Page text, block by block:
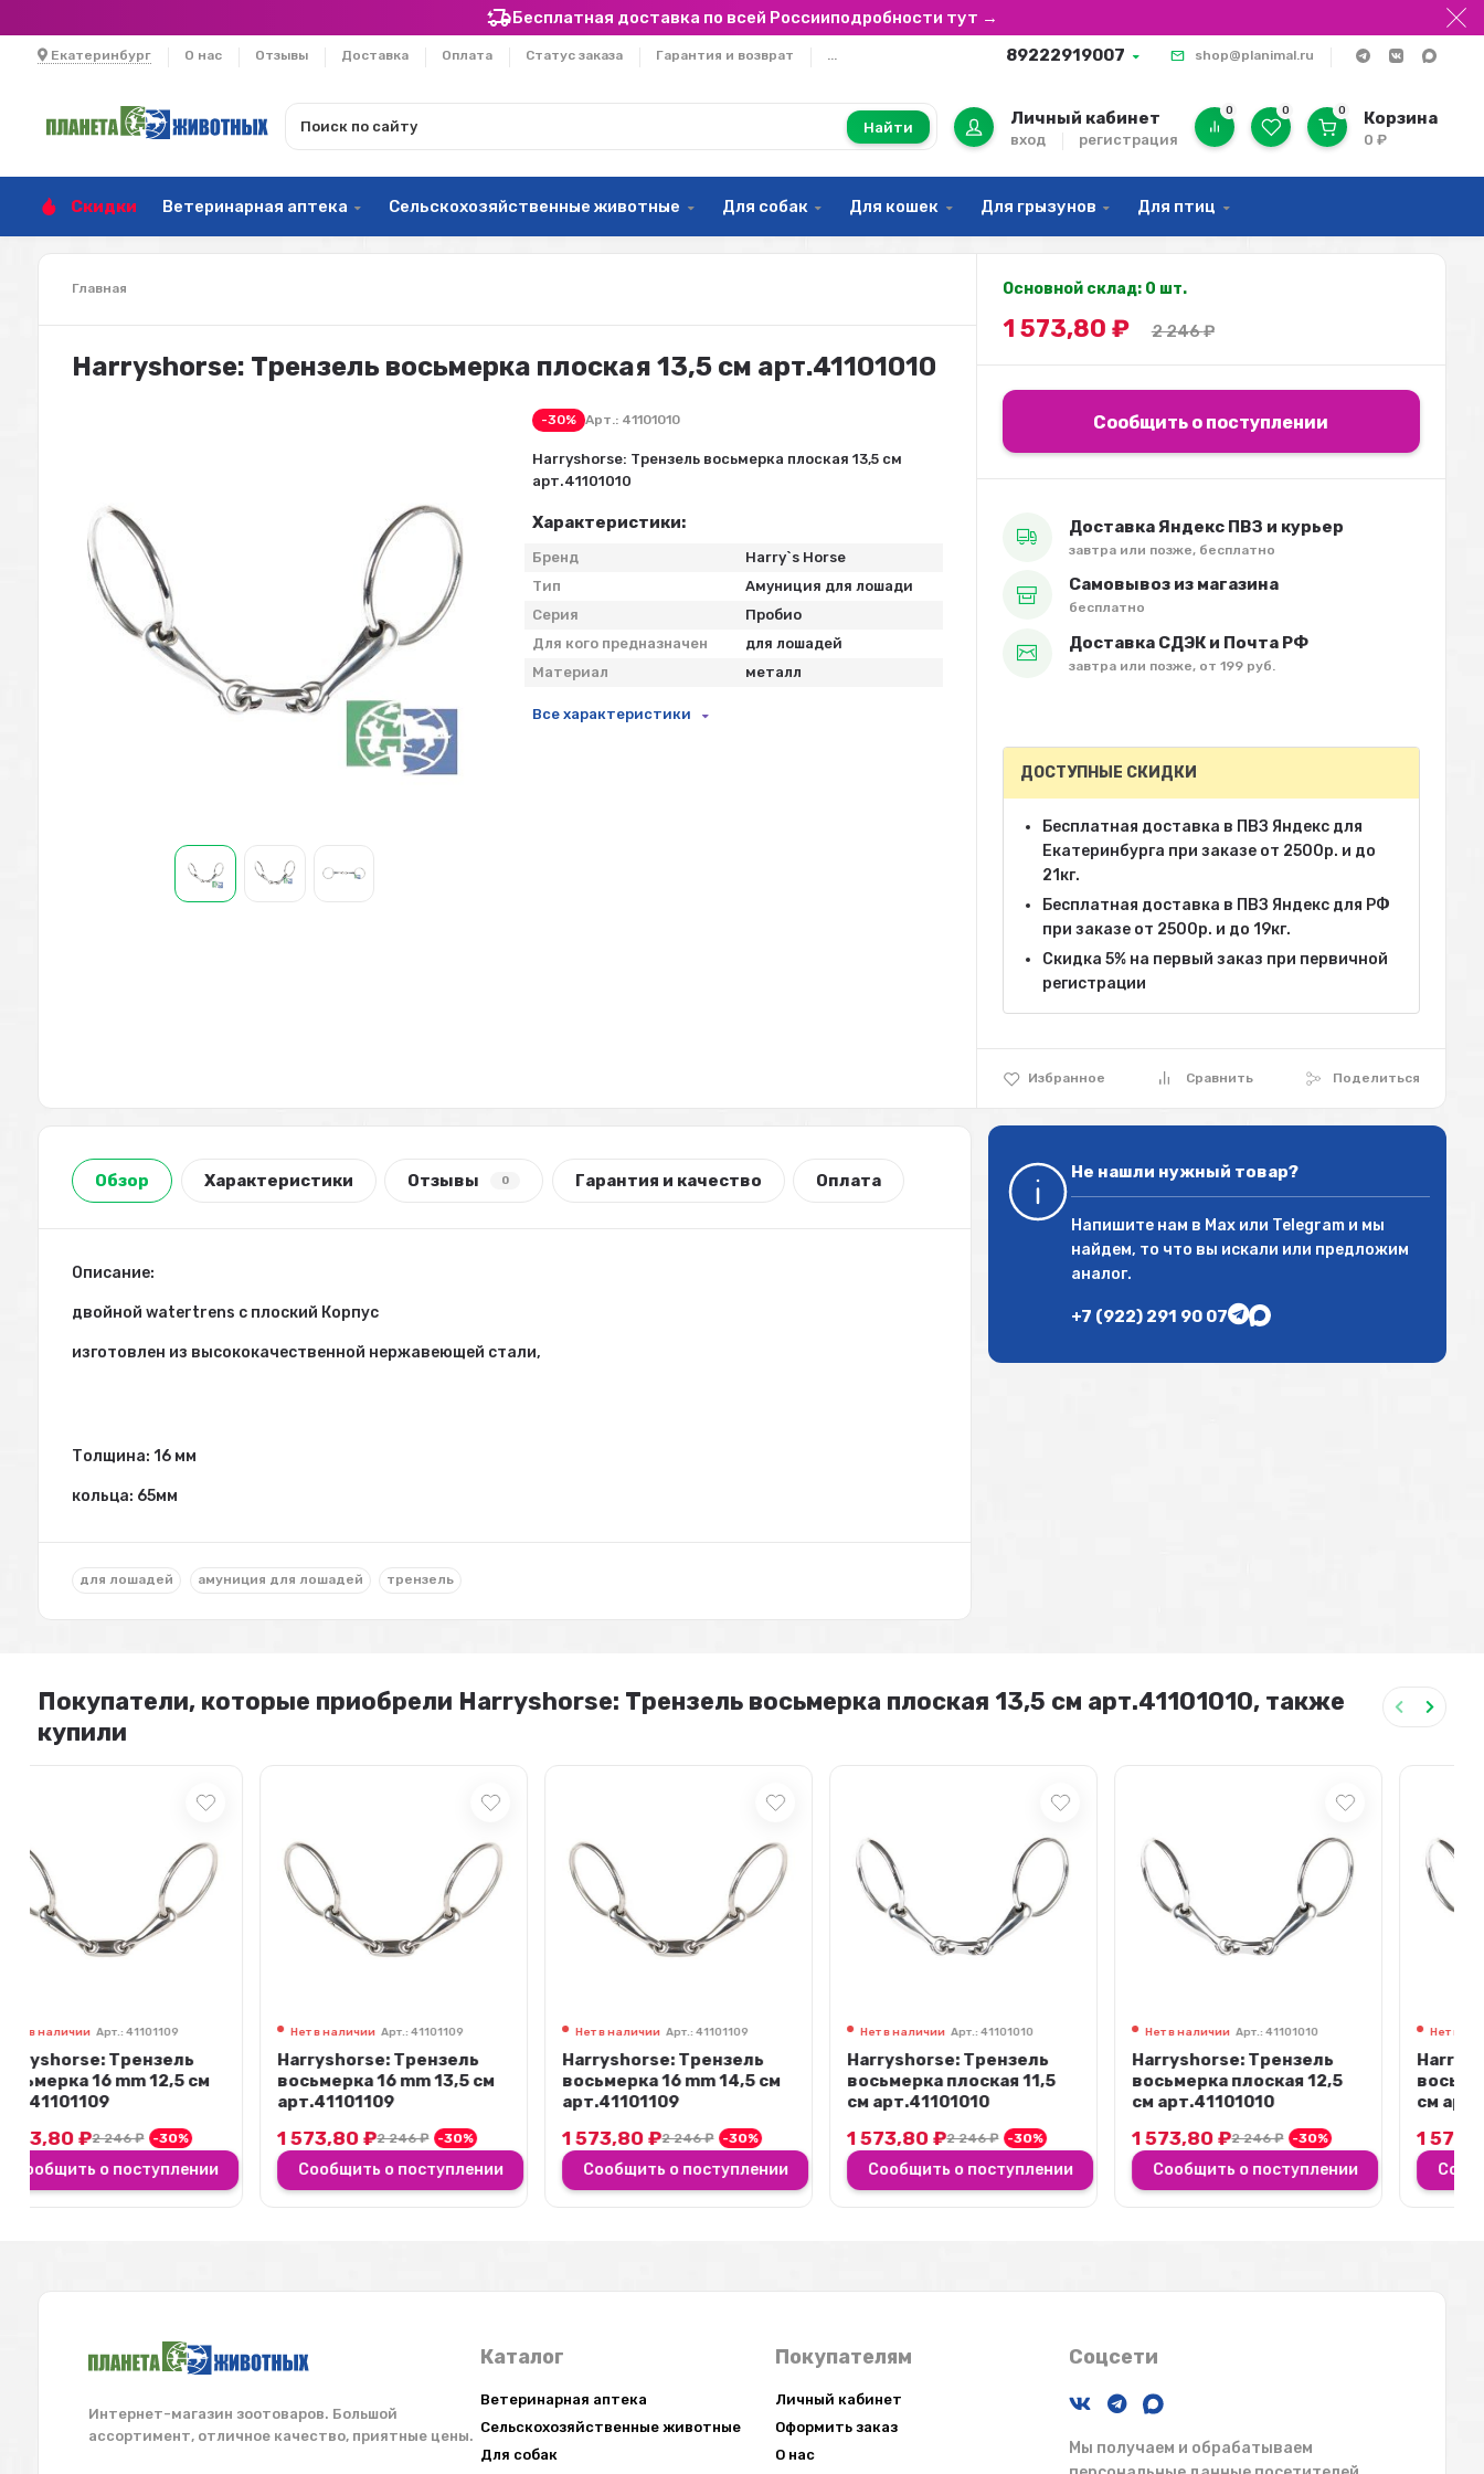
Бесплатная доставка по всей Россииподробности тут →
Екатеринбург О нас Отзывы Доставка Оплата Статус заказа Гарантия и возврат ... 89222919007 shop@planimal.ru
Найти Личный кабинет
вход регистрация
0 0 0 Корзина
0₽
Скидки Ветеринарная аптека Сельскохозяйственные животные Для собак Для кошек Для грызунов Для птиц
Главная
Harryshorse: Трензель восьмерка плоская 13,5 см арт.41101010
-30% Арт.: 41101010
Harryshorse: Трензель восьмерка плоская 13,5 см
арт.41101010
Характеристики:
Бренд
Harry`s Horse
Тип
Амуниция для лошади
Серия
Пробио
Для кого предназначен
для лошадей
Материал
металл
Все характеристики
Основной склад: 0 шт.
1 573,80 ₽ 2 246₽
Сообщить о поступлении
Доставка Яндекс ПВЗ и курьер
завтра или позже, бесплатно
Самовывоз из магазина
бесплатно
Доставка СДЭК и Почта РФ
завтра или позже, от 199 руб.
Избранное Сравнить Поделиться
ДОСТУПНЫЕ СКИДКИ
Бесплатная доставка в ПВЗ Яндекс для
Екатеринбурга при заказе от 2500р. и до
21кг.
Бесплатная доставка в ПВЗ Яндекс для РФ
при заказе от 2500р. и до 19кг.
Скидка 5% на первый заказ при первичной
регистрации
Обзор Характеристики Отзывы 0 Гарантия и качество Оплата
Описание:
двойной watertrens с плоский Корпус
изготовлен из высококачественной нержавеющей стали,
Толщина: 16 мм
кольца: 65мм
для лошадей амуниция для лошадей трензель
Не нашли нужный товар?
Напишите нам в Maxили Telegramи мы
найдем, то что вы искали или предложим
аналог.
+7 (922) 291 90 07
Покупатели, которые приобрели Harryshorse: Трензель восьмерка плоская 13,5 см арт.41101010, также
купили
Нет в наличии Арт.: 41101109
Harryshorse: Трензель
восьмерка 16 mm 13,5 см
арт.41101109
1 573,80₽2 246
Сообщить о поступлении
Нет в наличии Арт.: 41101109
Harryshorse: Трензель
восьмерка 16 mm 14,5 см
арт.41101109
1 573,80₽2 246
Сообщить о поступлении
Нет в наличии Арт.: 41101010
Harryshorse: Трензель
восьмерка плоская 11,5
см арт.41101010
1 573,80₽2 246
Сообщить о поступлении
Нет в наличии Арт.: 41101010
Harryshorse: Трензель
восьмерка плоская 12,5
см арт.41101010
1 573,80₽2 246
Сообщить о поступлении
Нет в наличии Арт.: 41101010
Harryshorse: Трензель
восьмерка плоская 14,5
см арт.41101010
1 573,80₽2 246
Сообщить о поступлении
Интернет-магазин зоотоваров. Большой
ассортимент, отличное качество, приятные цены.
Каталог
Ветеринарная аптека
Сельскохозяйственные животные
Для собак
Покупателям
Личный кабинет
Оформить заказ
О нас
Соцсети
Мы получаем и обрабатываем